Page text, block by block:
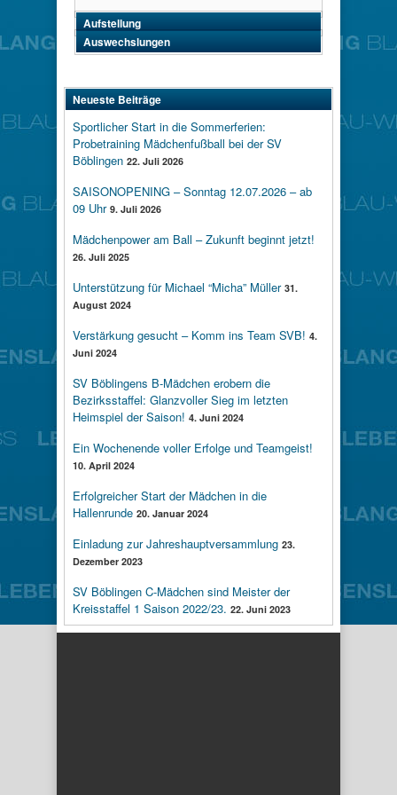
Aufstellung
Auswechslungen
Neueste Beiträge
Sportlicher Start in die Sommerferien:
Probetraining Mädchenfußball bei der SV
Böblingen 22. Juli 2026
SAISONOPENING – Sonntag 12.07.2026 – ab
09 Uhr 9. Juli 2026
Mädchenpower am Ball – Zukunft beginnt jetzt!
26. Juli 2025
Unterstützung für Michael “Micha” Müller 31.
August 2024
Verstärkung gesucht – Komm ins Team SVB! 4.
Juni 2024
SV Böblingens B-Mädchen erobern die
Bezirksstaffel: Glanzvoller Sieg im letzten
Heimspiel der Saison! 4. Juni 2024
Ein Wochenende voller Erfolge und Teamgeist!
10. April 2024
Erfolgreicher Start der Mädchen in die
Hallenrunde 20. Januar 2024
Einladung zur Jahreshauptversammlung 23.
Dezember 2023
SV Böblingen C-Mädchen sind Meister der
Kreisstaffel 1 Saison 2022/23. 22. Juni 2023